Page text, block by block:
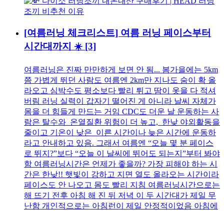
[여름러닝 체크리스트] 여름 러닝 페이스부터
시간대까지 ☀️ [3]
여름러닝은 진짜 만만하게 보면 안 됨... 봄가을에는 5km
쯤 가볍게 뛰던 사람도 여름엔 2km만 지나도 숨이 확 올
라오고 심박수도 평소보다 빨리 튀고 땀이 옷을 다 적셔
버림 러닝 실력이 갑자기 떨어진 게 아니라 날씨 자체가
몸을 더 힘들게 만드는 거임 CDC도 더운 날 운동하는 사
람은 탈수와 온열질환 위험이 더 높고, 한낮 야외활동을
줄이고 기온이 낮은 이른 시간이나 늦은 시간에 운동하
라고 안내하고 있음. 그래서 여름엔 “오늘 몇 분 페이스
로 뛰지?”보다 “오늘 이 날씨에 뛰어도 되는지”부터 봐야
함 여름러닝시간은 언제가 좋을까? 가장 피해야 하는 시
간은 한낮!! 햇빛이 강하고 지면 열도 올라오는 시간이라
페이스도 안 나오고 몸도 빨리 지침 여름러닝시간으로는
해 뜨기 전후 아침 해 진 뒤 저녁 이 두 시간대가 제일 무
난함 개인적으로는 아침런이 제일 안정적이었음 아침에